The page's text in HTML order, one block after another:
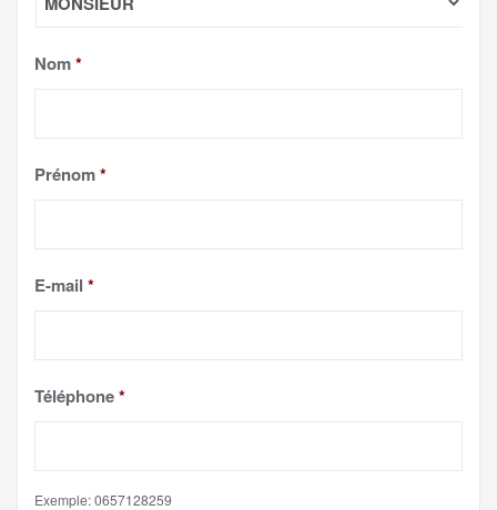
Nom*
Prénom*
E-mail *
Téléphone*
Exemple: 0657128259